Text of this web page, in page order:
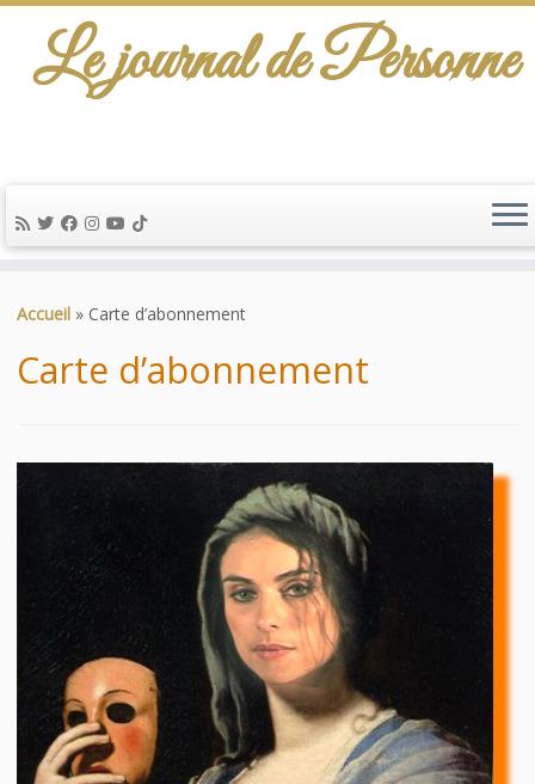
au
Le journal de Personne
Accueil » Carte d’abonnement
Carte d’abonnement